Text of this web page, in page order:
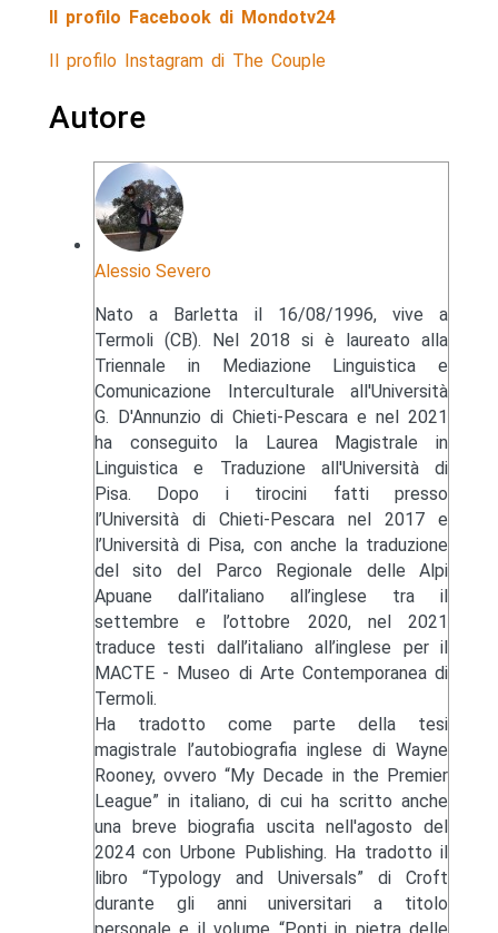
Il profilo Facebook di Mondotv24
Il profilo Instagram di The Couple
Autore
Alessio Severo
Nato a Barletta il 16/08/1996, vive a
Termoli (CB). Nel 2018 si è laureato alla
Triennale in Mediazione Linguistica e
Comunicazione Interculturale all'Università
G. D'Annunzio di Chieti-Pescara e nel 2021
ha conseguito la Laurea Magistrale in
Linguistica e Traduzione all'Università di
Pisa. Dopo i tirocini fatti presso
l’Università di Chieti-Pescara nel 2017 e
l’Università di Pisa, con anche la traduzione
del sito del Parco Regionale delle Alpi
Apuane dall’italiano all’inglese tra il
settembre e l’ottobre 2020, nel 2021
traduce testi dall’italiano all’inglese per il
MACTE - Museo di Arte Contemporanea di
Termoli.
Ha tradotto come parte della tesi
magistrale l’autobiografia inglese di Wayne
Rooney, ovvero “My Decade in the Premier
League” in italiano, di cui ha scritto anche
una breve biografia uscita nell'agosto del
2024 con Urbone Publishing. Ha tradotto il
libro “Typology and Universals” di Croft
durante gli anni universitari a titolo